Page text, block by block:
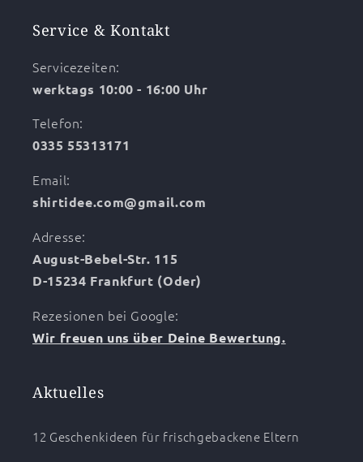
Service & Kontakt
Servicezeiten:
werktags 10:00 - 16:00 Uhr
Telefon:
0335 55313171
Email:
shirtidee.com@gmail.com
Adresse:
August-Bebel-Str. 115
D-15234 Frankfurt (Oder)
Rezesionen bei Google:
Wir freuen uns über Deine Bewertung.
Aktuelles
12 Geschenkideen für frischgebackene Eltern